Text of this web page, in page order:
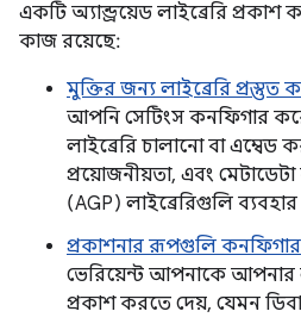
একটি অ্যান্ড্রয়েড লাইব্রেরি প্রকাশ
কাজ রয়েছে:
মুক্তির জন্য লাইব্রেরি প্রস্তুত
আপনি সেটিংস কনফিগার
লাইব্রেরি চালানো বা এম্বেড
প্রয়োজনীয়তা, এবং মেটাডেটা
(AGP) লাইব্রেরিগুলি
প্রকাশনার রূপগুলি
ভেরিয়েন্ট আপনাকে আপনার
প্রকাশ করতে দেয়, যেমন